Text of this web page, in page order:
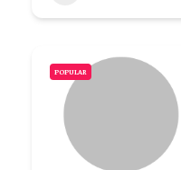
POPULAR